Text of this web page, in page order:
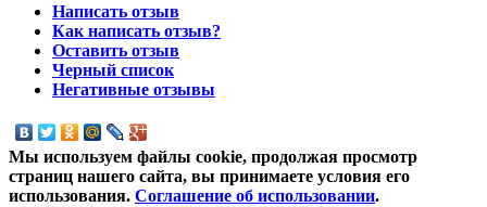
Написать отзыв
Как написать отзыв?
Оставить отзыв
Черный список
Негативные отзывы
Мы используем файлы cookie, продолжая просмотр
страниц нашего сайта, вы принимаете условия его
использования. Соглашение об использовании.